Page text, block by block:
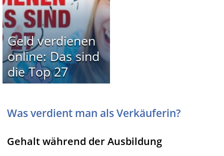
Geld verdienen
online: Das sind
die Top 27
Was verdient man als Verkäuferin?
Gehalt während der Ausbildung